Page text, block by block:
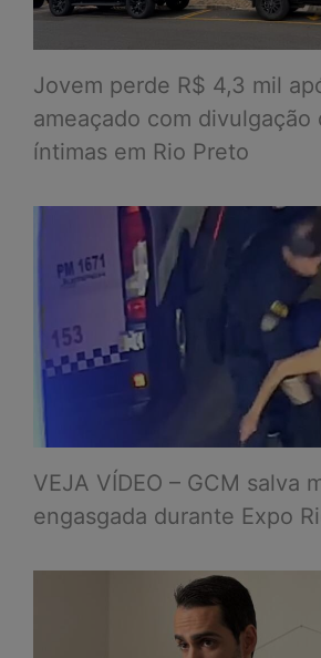
Jovem perde R$ 4,3 mil
ameaçado com divulgação
íntimas em Rio Preto
VEJA VÍDEO – GCM salva
engasgada durante Expo